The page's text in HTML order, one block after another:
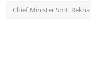
Chief Minister Smt.